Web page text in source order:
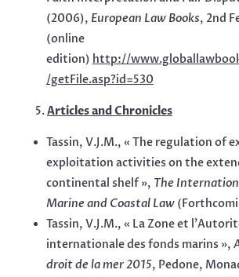
(2006), European Law Books, 2nd
(online
edition) http://
/getFile.asp?id=530
Articles and Chronicles
Tassin, V.J.M., « The regulation of
exploitation activities on the
continental shelf », The
Marine and Coastal Law
Tassin, V.J.M., « La Zone et
internationale des fonds marins »,
droit de la mer 2015, Pedone,